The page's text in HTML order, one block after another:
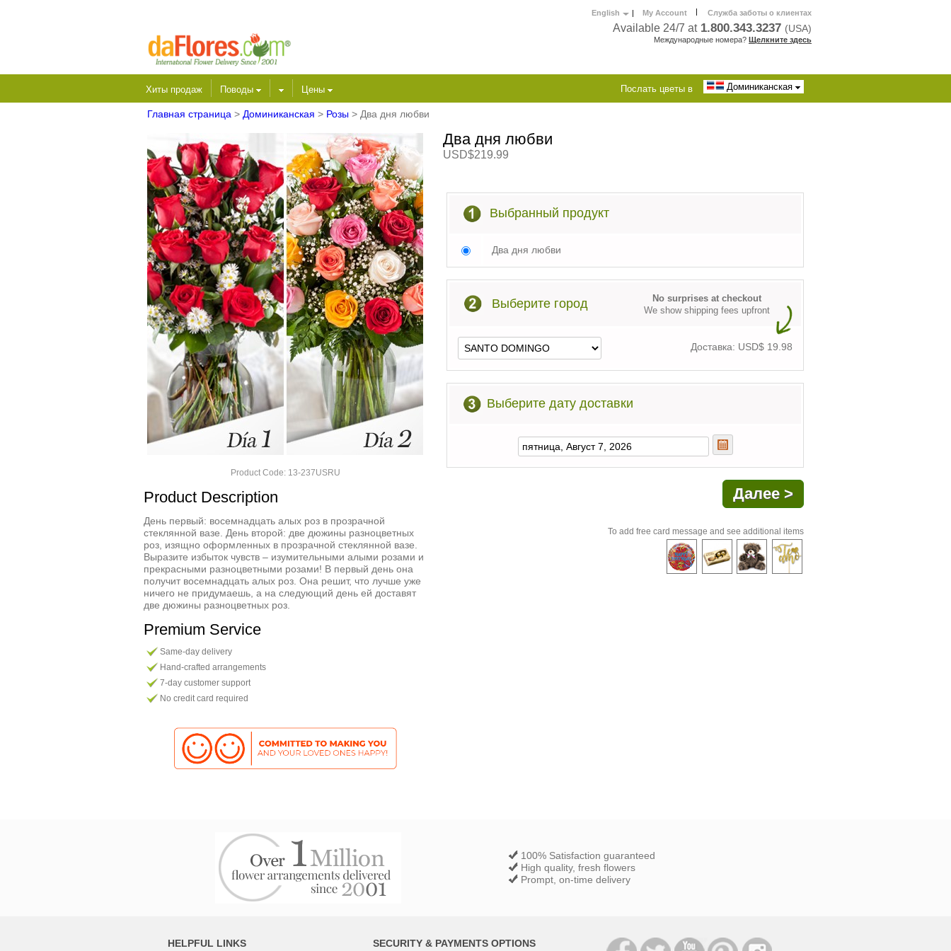
English | My Account | Служба заботы о клиентах
Available 24/7 at 1.800.343.3237 (USA)
Международные номера? Щелкните здесь
Хиты продаж Поводы Цены Послать цветы в Доминиканская
Главная страница > Доминиканская > Розы > Два дня любви
Product Code: 13-237USRU
Product Description
День первый: восемнадцать алых роз в прозрачной
стеклянной вазе. День второй: две дюжины разноцветных
роз, изящно оформленных в прозрачной стеклянной вазе.
Выразите избыток чувств – изумительными алыми розами и
прекрасными разноцветными розами! В первый день она
получит восемнадцать алых роз. Она решит, что лучше уже
ничего не придумаешь, а на следующий день ей доставят
две дюжины разноцветных роз.
Premium Service
Same-day delivery
Hand-crafted arrangements
7-day customer support
No credit card required
Два дня любви
USD$219.99
Выбранный продукт
Два дня любви
Выберите город
No surprises at checkout
We show shipping fees upfront
Доставка: USD$ 19.98
Выберите дату доставки
To add free card message and see additional items
100% Satisfaction guaranteed
High quality, fresh flowers
Prompt, on-time delivery
HELPFUL LINKS SECURITY & PAYMENTS OPTIONS